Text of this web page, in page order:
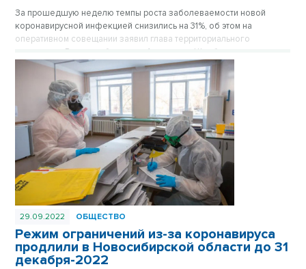
За прошедшую неделю темпы роста заболеваемости новой
коронавирусной инфекцией снизились на 31%, об этом на
оперативном совещании заявил глава территориального
управления Роспотребнадзора Александр Щербатов.
29.09.2022 ОБЩЕСТВО
Режим ограничений из-за коронавируса
продлили в Новосибирской области до 31
декабря-2022